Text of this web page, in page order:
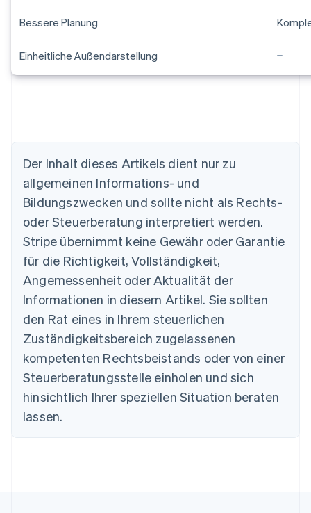
Bessere Planung
Einheitliche Außendarstellung
Der Inhalt dieses Artikels dient nur zu
allgemeinen Informations- und
Bildungszwecken und sollte nicht als Rechts-
oder Steuerberatung interpretiert werden.
Stripe übernimmt keine Gewähr oder Garantie
für die Richtigkeit, Vollständigkeit,
Angemessenheit oder Aktualität der
Informationen in diesem Artikel. Sie sollten
den Rat eines in Ihrem steuerlichen
Zuständigkeitsbereich zugelassenen
kompetenten Rechtsbeistands oder von einer
Steuerberatungsstelle einholen und sich
hinsichtlich Ihrer speziellen Situation beraten
lassen.
Australien
English
Nederlands FrançaisDeutschEnglish
Brasilien
English
Bulgarien
English
Dänemark
Deutschland
DeutschEnglish
Estland
English
Festlandchina
简体中文
EnglishSvenska